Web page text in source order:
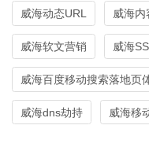
威海动态URL 威海内
威海软文营销 威海
威海百度移动搜索落地
威海dns劫持 威海移